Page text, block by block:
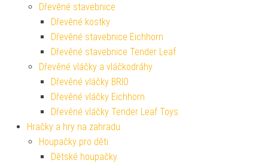
Dřevěné stavebnice
Dřevěné kostky
Dřevěné stavebnice Eichhorn
Dřevěné stavebnice Tender Leaf
Dřevěné vláčky a vláčkodráhy
Dřevěné vláčky BRIO
Dřevěné vláčky Eichhorn
Dřevěné vláčky Tender Leaf Toys
Hračky a hry na zahradu
Houpačky pro děti
Dětské houpačky